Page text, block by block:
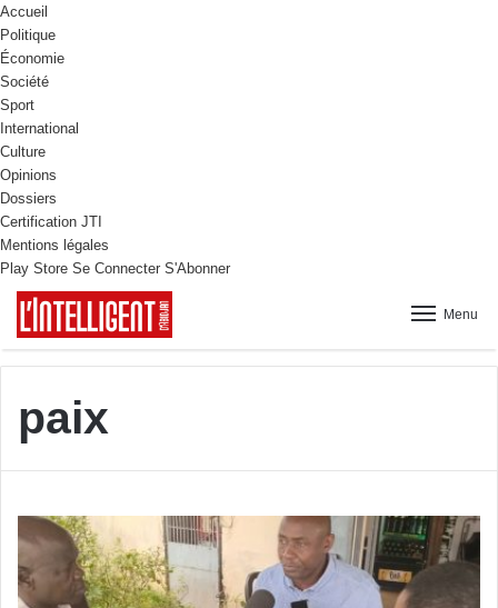
Accueil
Politique
Économie
Société
Sport
International
Culture
Opinions
Dossiers
Certification JTI
Mentions légales
Play Store Se Connecter S'Abonner
Menu
paix